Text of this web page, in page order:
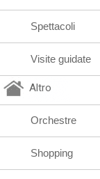
Spettacoli
Visite guidate
Altro
Orchestre
Shopping